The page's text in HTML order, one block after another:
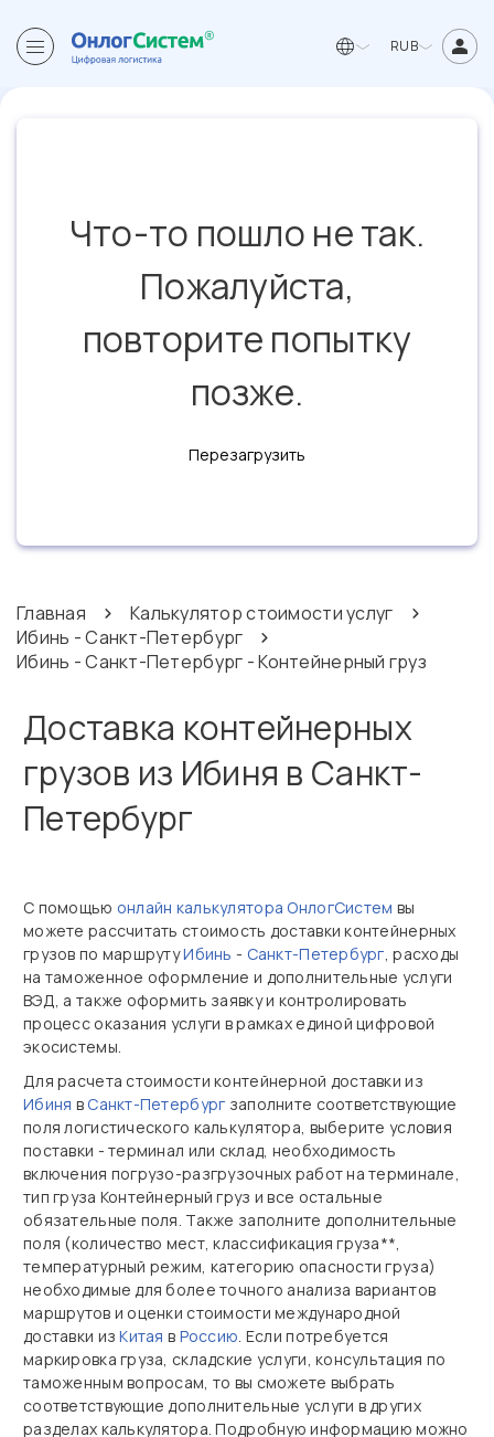
RUB
Что-то пошло не так.
Пожалуйста,
повторите попытку
позже.
Перезагрузить
Главная
Калькулятор стоимости услуг
Ибинь - Санкт-Петербург
Ибинь - Санкт-Петербург - Контейнерный груз
Доставка контейнерных
грузов из Ибиня в Санкт-
Петербург
С помощью онлайн калькулятора ОнлогСистем вы
можете рассчитать стоимость доставки контейнерных
грузов по маршрутуИбинь - Санкт-Петербург, расходы
на таможенное оформление и дополнительные услуги
ВЭД, а также оформить заявку и контролировать
процесс оказания услуги в рамках единой цифровой
экосистемы.
Для расчета стоимости контейнерной доставки из
Ибиня в Санкт-Петербург заполните соответствующие
поля логистического калькулятора, выберите условия
поставки - терминал или склад, необходимость
включения погрузо-разгрузочных работ на терминале,
тип груза Контейнерный груз и все остальные
обязательные поля. Также заполните дополнительные
поля (количество мест, классификация груза**,
температурный режим, категорию опасности груза)
необходимые для более точного анализа вариантов
маршрутов и оценки стоимости международной
доставки изКитая в Россию. Если потребуется
маркировка груза, складские услуги, консультация по
таможенным вопросам, то вы сможете выбрать
соответствующие дополнительные услуги в других
разделах калькулятора. Подробную информацию можно